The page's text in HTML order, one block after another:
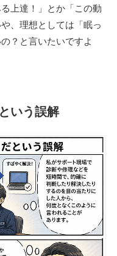
上達！」とか「この動
、理想としては「眠っ
？と言いたいですよ
いう誤解